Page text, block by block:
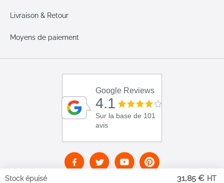
31,85 €
Stock épuisé
Livraison & Retour
Moyens de paiement
Google Reviews
4.1
Sur la base de 101
avis